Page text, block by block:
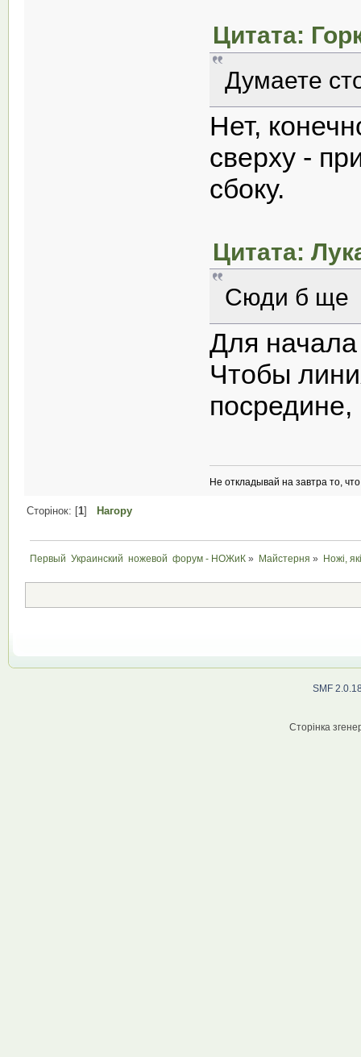
Цитата:
Думаете
Нет,
сверху -
сбоку.
Цитата:
Сюди б ще
Для начала
Чтобы
Не откладывай на завтра то,
Сторінок: [1] Нагору
Первый  Украинский  ножевой  форум - НОЖиК » Майстерня » Ножі,
SMF
Сторінка